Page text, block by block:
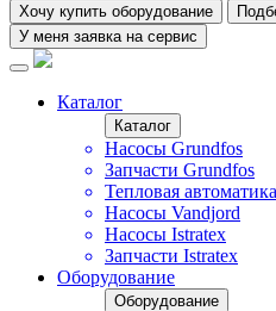
Хочу купить оборудование
У меня заявка на сервис
Каталог
Каталог
Насосы Grundfos
Запчасти Grundfos
Тепловая
Насосы Vandjord
Насосы Istratex
Запчасти Istratex
Оборудование
Оборудование